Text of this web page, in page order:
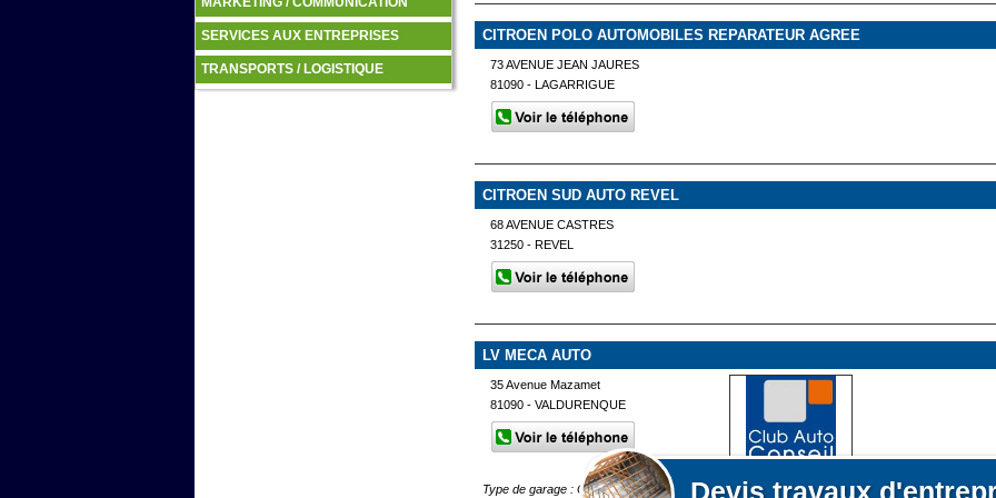
SERVICES AUX ENTREPRISES
TRANSPORTS / LOGISTIQUE
Devis travaux
CITROEN POLO AUTOMOBILES REPARATEUR AGREE
73 AVENUE JEAN JAURES
81090 - LAGARRIGUE
CITROEN SUD AUTO REVEL
68 AVENUE CASTRES
31250 - REVEL
LV MECA AUTO
35 Avenue Mazamet
81090 - VALDURENQUE
Type de garage : Garage entretien réparation - Carrosserie peinture Type d'activités :